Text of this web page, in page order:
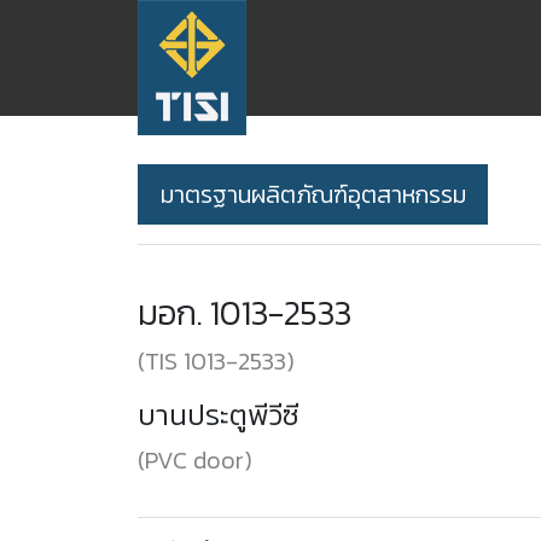
มาตรฐานผลิตภัณฑ์อุตสาหกรรม
มอก.1013-2533
(TIS 1013-2533)
บานประตูพีวีซี
(PVC door)